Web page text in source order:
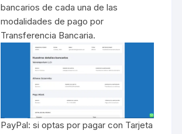
bancarios de cada una de las
modalidades de pago por
Transferencia Bancaria.
PayPal: si optas por pagar con Tarjeta